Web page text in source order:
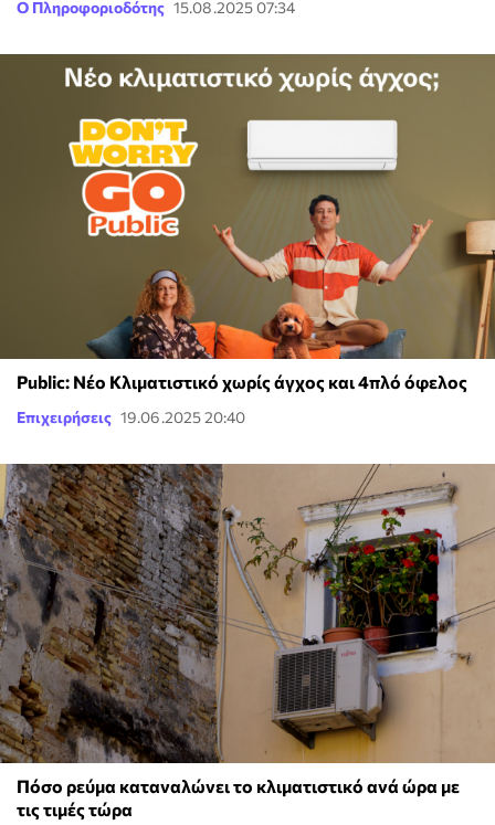
Ο Πληροφοριοδότης 15.08.2025 07:34
Public: Νέο Κλιματιστικό χωρίς άγχος και 4πλό όφελος
Επιχειρήσεις 19.06.2025 20:40
Πόσο ρεύμα καταναλώνει το κλιματιστικό ανά ώρα με
τις τιμές τώρα